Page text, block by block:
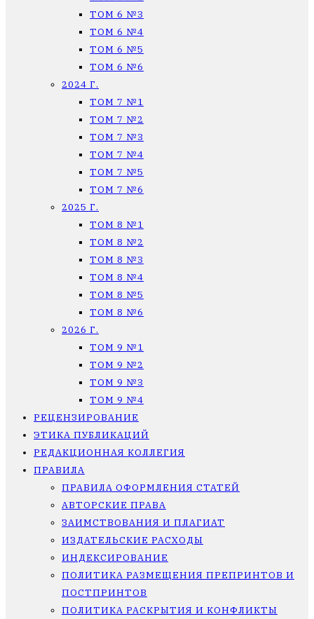
ТОМ 6 №3
ТОМ 6 №4
ТОМ 6 №5
ТОМ 6 №6
2024 Г.
ТОМ 7 №1
ТОМ 7 №2
ТОМ 7 №3
ТОМ 7 №4
ТОМ 7 №5
ТОМ 7 №6
2025 Г.
ТОМ 8 №1
ТОМ 8 №2
ТОМ 8 №3
ТОМ 8 №4
ТОМ 8 №5
ТОМ 8 №6
2026 Г.
ТОМ 9 №1
ТОМ 9 №2
ТОМ 9 №3
ТОМ 9 №4
РЕЦЕНЗИРОВАНИЕ
ЭТИКА ПУБЛИКАЦИЙ
РЕДАКЦИОННАЯ КОЛЛЕГИЯ
ПРАВИЛА
ПРАВИЛА ОФОРМЛЕНИЯ СТАТЕЙ
АВТОРСКИЕ ПРАВА
ЗАИМСТВОВАНИЯ И ПЛАГИАТ
ИЗДАТЕЛЬСКИЕ РАСХОДЫ
ИНДЕКСИРОВАНИЕ
ПОЛИТИКА РАЗМЕЩЕНИЯ ПРЕПРИНТОВ И
ПОСТПРИНТОВ
ПОЛИТИКА РАСКРЫТИЯ И КОНФЛИКТЫ